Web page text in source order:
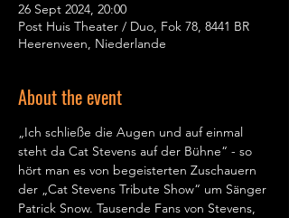
26 Sept 2024, 20:00
Post Huis Theater / Duo, Fok 78, 8441 BR
Heerenveen, Niederlande
About the event
„Ich schließe die Augen und auf einmal
steht da Cat Stevens auf der Bühne“ - so
hört man es von begeisterten Zuschauern
der „Cat Stevens Tribute Show“ um Sänger
Patrick Snow. Tausende Fans von Stevens,